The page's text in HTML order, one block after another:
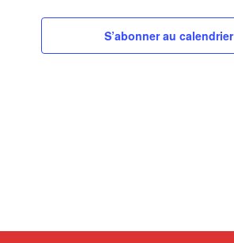
S’abonner au calendrier